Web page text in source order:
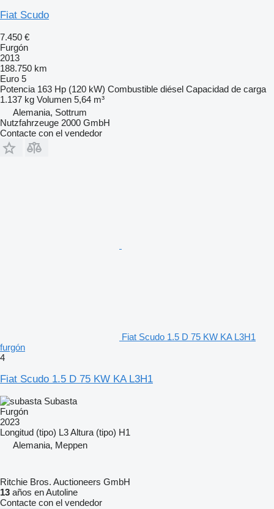
Fiat Scudo
7.450 €
Furgón
2013
188.750 km
Euro 5
Potencia 163 Hp (120 kW) Combustible diésel Capacidad de carga
1.137 kg Volumen 5,64 m³
Alemania, Sottrum
Nutzfahrzeuge 2000 GmbH
Contacte con el vendedor
Fiat Scudo 1.5 D 75 KW KA L3H1
furgón
4
Fiat Scudo 1.5 D 75 KW KA L3H1
Subasta
Furgón
2023
Longitud (tipo) L3Altura (tipo) H1
Alemania, Meppen
Ritchie Bros. Auctioneers GmbH
13 años en Autoline
Contacte con el vendedor